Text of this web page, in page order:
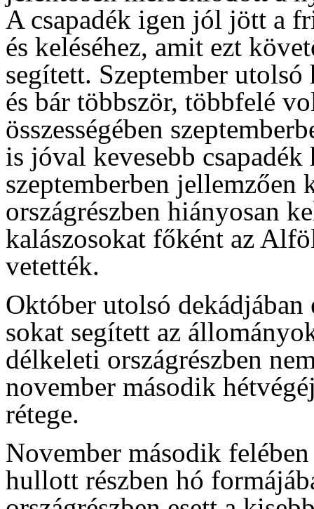
A csapadék igen jól jött a
és keléséhez, amit ezt
segített. Szeptember
és bár többször, többfelé
összességében
is jóval kevesebb
szeptemberben jellemzően
országrészben hiányosan
kalászosokat főként az
vetették.
Október utolsó dekádjában
sokat segített az
délkeleti országrészben
november második
rétege.
November második
hullott részben hó